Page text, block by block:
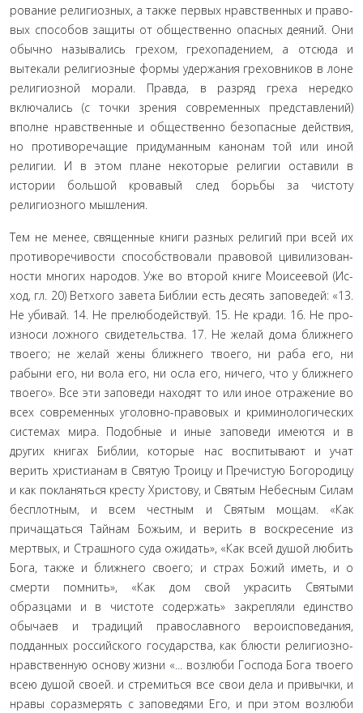
рование религиозных, а также первых нравственных и право­
вых способов защиты от общественно опасных деяний. Они
обычно назывались грехом, грехопадением, а отсюда и
вытека­ли религиозные формы удержания греховников в лоне
рели­гиозной морали. Правда, в разряд греха нередко
включались (с точки зрения современных представлений)
вполне нравствен­ные и общественно безопасные действия,
но противоречащие придуманным канонам той или иной
религии. И в этом пла­не некоторые религии оставили в
истории большой кровавый след борьбы за чистоту
религиозного мышления.
Тем не менее, священные книги разных религий при всей их
противоречивости способствовали правовой цивилизован­
ности многих народов. Уже во второй книге Моисеевой (Ис­
ход, гл. 20) Ветхого завета Библии есть десять заповедей: «13.
Не убивай. 14. Не прелюбодействуй. 15. Не кради. 16. Не про­
износи ложного свидетельства. 17. Не желай дома ближнего
твоего; не желай жены ближнего твоего, ни раба его, ни
рабыни его, ни вола его, ни осла его, ничего, что у ближнего
твоего». Все эти заповеди находят то или иное отражение во
всех совре­менных уголовно-правовых и криминологических
системах мира. Подобные и иные заповеди имеются и в
других книгах Библии, которые нас воспитывают и учат
верить христианам в Святую Троицу и Пречистую Богородицу
и как покланять­ся кресту Христову, и Святым Небесным Силам
бесплотным, и всем честным и Святым мощам. «Как
причащаться Тайнам Божьим, и верить в воскресение из
мертвых, и Страшного суда ожидать», «Как всей душой любить
Бога, также и ближнего своего; и страх Божий иметь, и о
смерти помнить», «Как дом свой украсить Святыми
образцами и в чистоте содержать» за­крепляли единство
обычаев и традиций православного верои­споведания,
подданных российского государства, как блюсти религиозно-
нравственную основу жизни «... возлюби Господа Бога твоего
всею душой своей. и стремиться все свои дела и привычки, и
нравы соразмерять с заповедями Его, и при этом возлюби